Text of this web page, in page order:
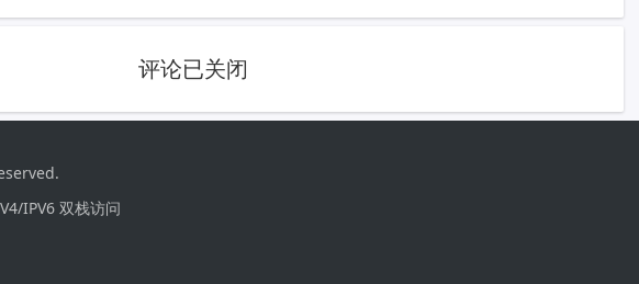
评论已关闭
IPV6 双栈访问